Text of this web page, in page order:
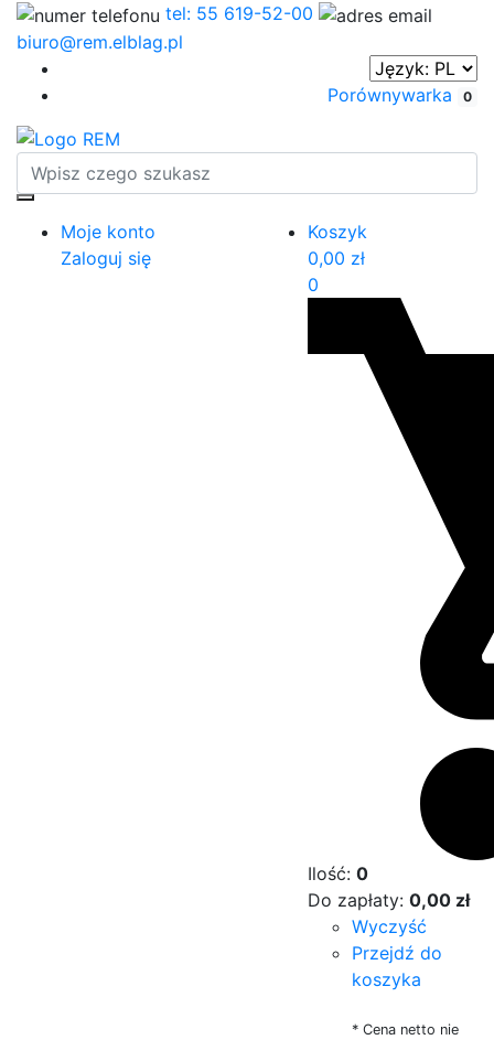
tel: 55 619-52-00
biuro@rem.elblag.pl
Porównywarka 0
Moje konto
Zaloguj się
Koszyk
0,00 zł
0
Ilość: 0
Do zapłaty: 0,00 zł
Wyczyść
Przejdź do
koszyka
* Cena netto nie